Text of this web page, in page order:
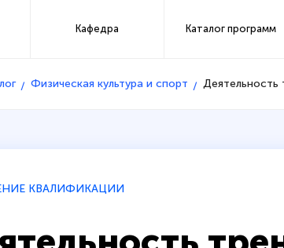
Кафедра Каталог программ
Физическая культура и спорт Деятельность
КВАЛИФИКАЦИИ